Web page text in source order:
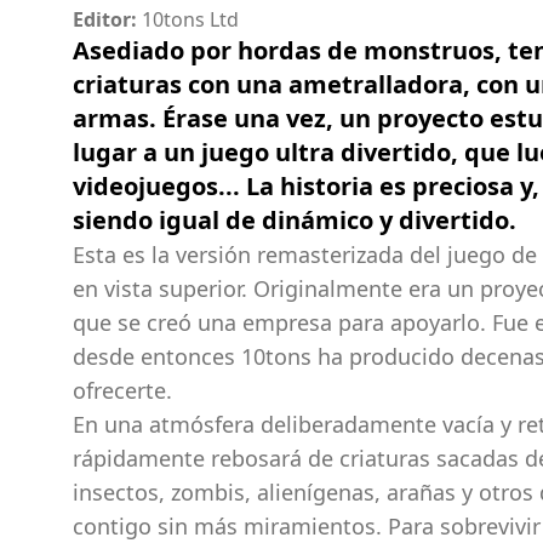
Editor: 10tons Ltd
Asediado por hordas de monstruos,
criaturas con una ametralladora, con
armas. Érase una vez, un proyecto
lugar a un juego ultra divertido, que
videojuegos... La historia es preciosa
siendo igual de dinámico y divertido.
Esta es la versión remasterizada del juego
en vista superior. Originalmente era un
que se creó una empresa para apoyarlo.
desde entonces 10tons ha producido
ofrecerte.
En una atmósfera deliberadamente vacía y
rápidamente rebosará de criaturas sacadas
insectos, zombis, alienígenas, arañas y
contigo sin más miramientos. Para